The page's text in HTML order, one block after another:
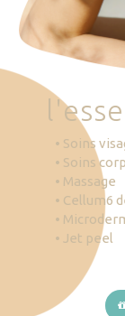
Prendre RDV
'esse
• Soins
• Soins
• Massage
• Cellum6
•
• Jet peel